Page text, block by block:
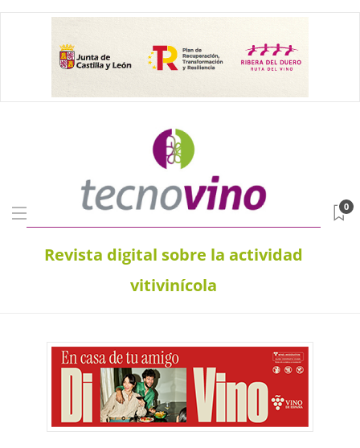
Revista digital sobre la actividad
vitivinícola
0